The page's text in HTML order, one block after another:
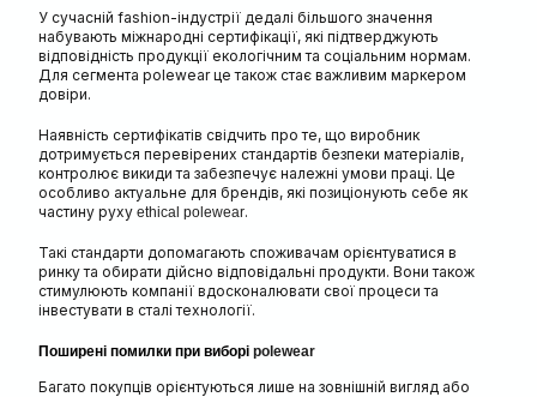
У сучасній fashion-індустрії дедалі більшого значення
набувають міжнародні сертифікації, які підтверджують
відповідність продукції екологічним та соціальним нормам.
Для сегмента polewear це також стає важливим маркером
довіри.
Наявність сертифікатів свідчить про те, що виробник
дотримується перевірених стандартів безпеки матеріалів,
контролює викиди та забезпечує належні умови праці. Це
особливо актуальне для брендів, які позиціонують себе як
частину руху ethical polewear.
Такі стандарти допомагають споживачам орієнтуватися в
ринку та обирати дійсно відповідальні продукти. Вони також
стимулюють компанії вдосконалювати свої процеси та
інвестувати в сталі технології.
Поширені помилки при виборі polewear
Багато покупців орієнтуються лише на зовнішній вигляд або